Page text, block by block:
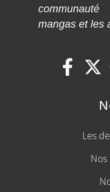
mangas et les
Les
Nos